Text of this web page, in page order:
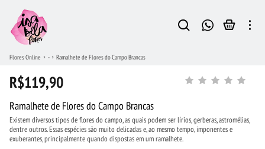
Flores Online - Ramalhete de Flores do Campo Brancas
R$119,90
Ramalhete de Flores do Campo Brancas
Existem diversos tipos de flores do campo, as quais podem ser lírios, gerberas, astromélias,
dentre outros. Essas espécies são muito delicadas e, ao mesmo tempo, imponentes e
exuberantes, principalmente quando dispostas em um ramalhete.